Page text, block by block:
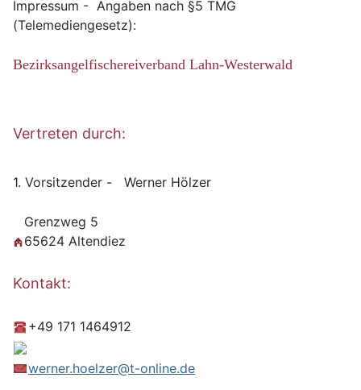
Impressum - Angaben nach §5 TMG
(Telemediengesetz):
Bezirksangelfischereiverband Lahn-Westerwald
Vertreten durch:
1. Vorsitzender - Werner Hölzer
Grenzweg 5
65624 Altendiez
Kontakt:
+49 171 1464912
werner.hoelzer@t-online.de